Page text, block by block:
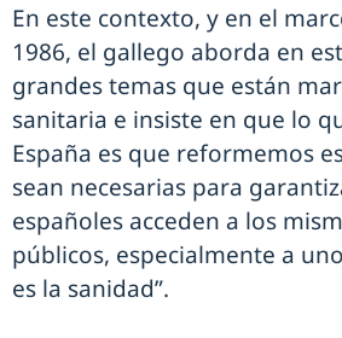
En este contexto, y en el
1986, el gallego aborda en
grandes temas que están
sanitaria e insiste en que lo
España es que reformemos
sean necesarias para
españoles acceden a los
públicos, especialmente a
es la sanidad”.